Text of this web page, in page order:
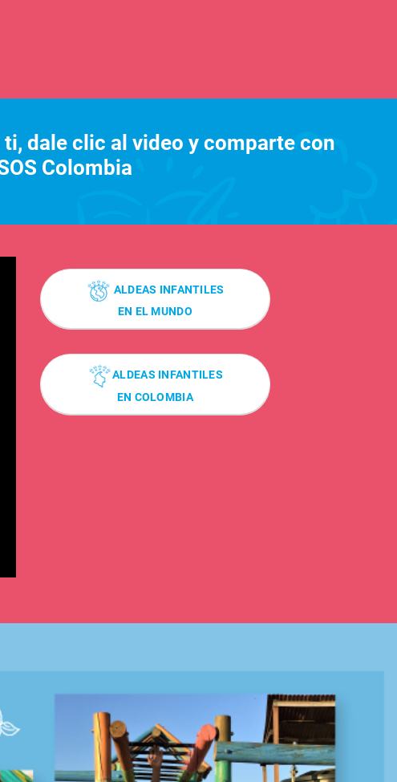
dale clic al video y comparte con
Colombia
ALDEAS INFANTILES
EN EL MUNDO
ALDEAS INFANTILES
EN COLOMBIA